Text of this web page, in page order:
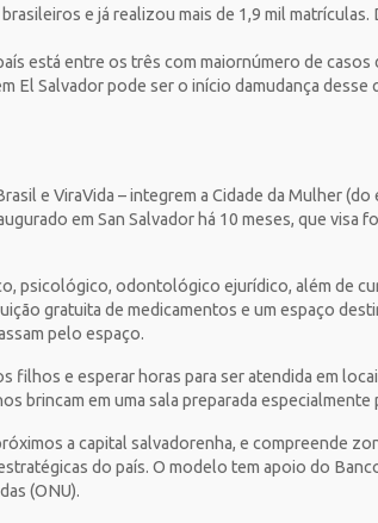
e já realizou mais de 1,9 mil
está entre os três com maiornúmero de
El Salvador pode ser o início damudança
e ViraVida – integrem a Cidade da Mulher
em San Salvador há 10 meses, que
psicológico, odontológico ejurídico, além de
gratuita de medicamentos e um espaço
pelo espaço.
filhos e esperar horas para ser atendida em
brincam em uma sala preparada especialmente
a capital salvadorenha, e compreende
do país. O modelo tem apoio do
(ONU).